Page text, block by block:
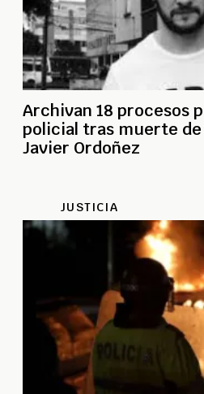
Archivan 18 procesos
policial tras muerte
Javier Ordoñez
JUSTICIA